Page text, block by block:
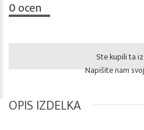
0ocen
Ste kupili ta
Napišite nam
OPIS IZDELKA